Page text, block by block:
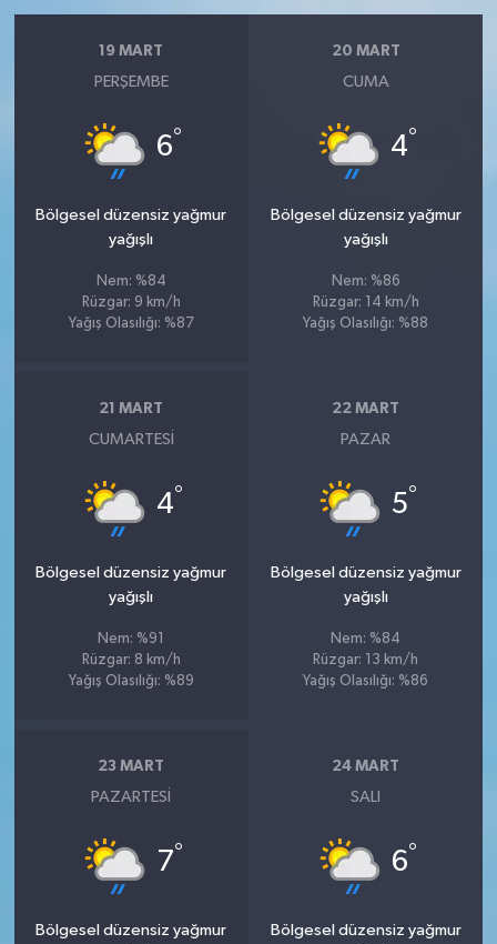
19 MART
PERŞEMBE
6°
Bölgesel düzensiz yağmur
yağışlı
Nem: %84
Rüzgar: 9 km/h
Yağış Olasılığı: %87
20 MART
CUMA
4°
Bölgesel düzensiz yağmur
yağışlı
Nem: %86
Rüzgar: 14 km/h
Yağış Olasılığı: %88
21 MART
CUMARTESI
4°
Bölgesel düzensiz yağmur
yağışlı
Nem: %91
Rüzgar: 8 km/h
Yağış Olasılığı: %89
22 MART
PAZAR
5°
Bölgesel düzensiz yağmur
yağışlı
Nem: %84
Rüzgar: 13 km/h
Yağış Olasılığı: %86
23 MART
PAZARTESI
7°
Bölgesel düzensiz yağmur
24 MART
SALI
6°
Bölgesel düzensiz yağmur